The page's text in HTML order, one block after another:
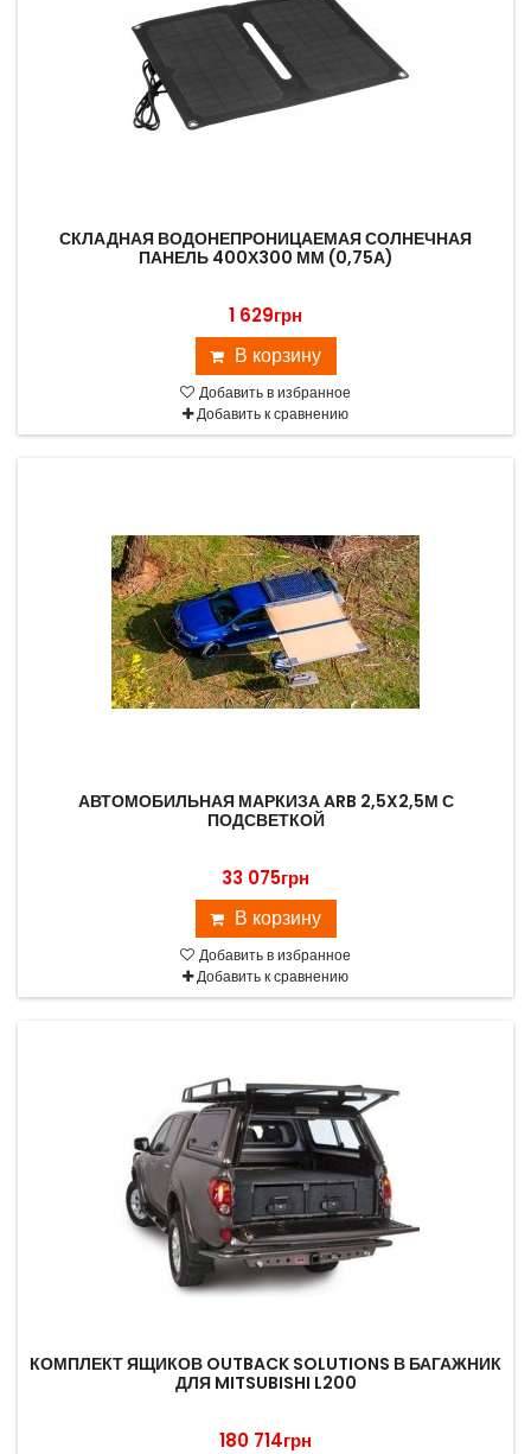
СКЛАДНАЯ ВОДОНЕПРОНИЦАЕМАЯ СОЛНЕЧНАЯ
ПАНЕЛЬ 400Х300 ММ (0,75А)
1 629грн
В корзину
Добавить в избранное
Добавить к сравнению
АВТОМОБИЛЬНАЯ МАРКИЗА ARB 2,5X2,5М С
ПОДСВЕТКОЙ
33 075грн
В корзину
Добавить в избранное
Добавить к сравнению
КОМПЛЕКТ ЯЩИКОВ OUTBACK SOLUTIONS В БАГАЖНИК
ДЛЯ MITSUBISHI L200
180 714грн